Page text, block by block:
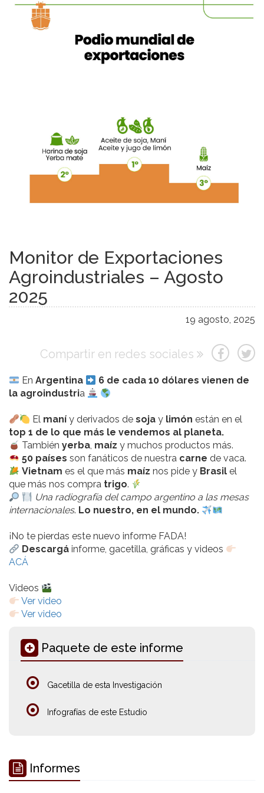
Monitor de Exportaciones
Agroindustriales – Agosto
2025
19 agosto, 2025
Compartir en redes sociales
EnArgentina
6 de cada 10 dólares vienen de
la agroindustria
El maní y derivados desoja y limón están en el
top 1 de lo que más le vendemos al planeta.
Tambiényerba, maíz y muchos productos más.
50 países son fanáticos de nuestra carne de vaca.
Vietnam es el que más maíz nos pide y Brasil el
que más nos compra trigo.
Una radiografía del campo argentino a las mesas
internacionales. Lo nuestro, en el mundo.
¡No te pierdas este nuevo informe FADA!
Descargá informe, gacetilla, gráficas y videos
ACÁ
Videos
Ver video
Ver video
Paquete de este informe
Gacetilla de esta Investigación
Infografías de este Estudio
Informes